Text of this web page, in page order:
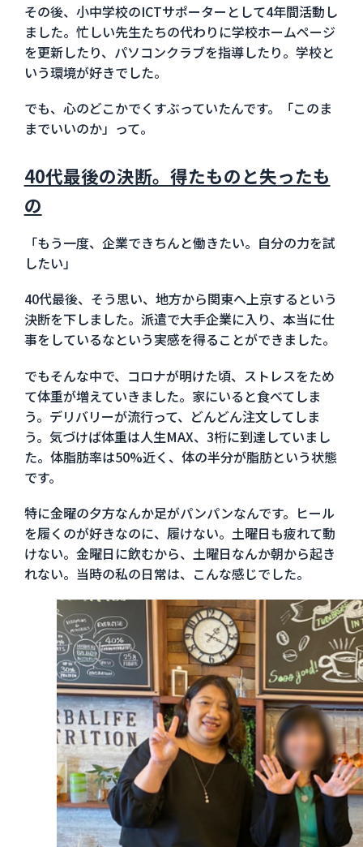
その後、小中学校のICTサポーターとして4年間活動し
ました。忙しい先生たちの代わりに学校ホームページ
を更新したり、パソコンクラブを指導したり。学校と
いう環境が好きでした。
でも、心のどこかでくすぶっていたんです。「このま
までいいのか」って。
40代最後の決断。得たものと失ったも
の
「もう一度、企業できちんと働きたい。自分の力を試
したい」
40代最後、そう思い、地方から関東へ上京するという
決断を下しました。派遣で大手企業に入り、本当に仕
事をしているなという実感を得ることができました。
でもそんな中で、コロナが明けた頃、ストレスをため
て体重が増えていきました。家にいると食べてしま
う。デリバリーが流行って、どんどん注文してしま
う。気づけば体重は人生MAX、3桁に到達していまし
た。体脂肪率は50%近く、体の半分が脂肪という状態
です。
特に金曜の夕方なんか足がパンパンなんです。ヒール
を履くのが好きなのに、履けない。土曜日も疲れて動
けない。金曜日に飲むから、土曜日なんか朝から起き
れない。当時の私の日常は、こんな感じでした。